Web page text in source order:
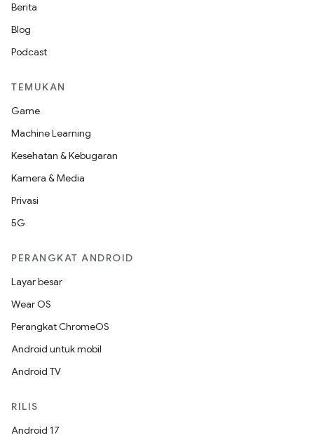
Berita
Blog
Podcast
TEMUKAN
Game
Machine Learning
Kesehatan & Kebugaran
Kamera & Media
Privasi
5G
PERANGKAT ANDROID
Layar besar
Wear OS
Perangkat ChromeOS
Android untuk mobil
Android TV
RILIS
Android 17